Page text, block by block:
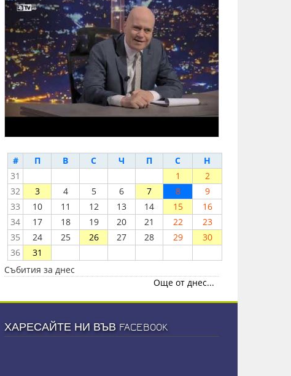
# П В С Ч П С
Н
31
1
2
32
3 4 5 6 7 8
9
33
10 11 12 13 14 15
16
34
17 18 19 20 21 22
23
35
24 25 26 27 28 29
30
36
31
Събития за днес
Още от днес...
ХАРЕСАЙТЕ НИ ВЪВ FACEBOOK